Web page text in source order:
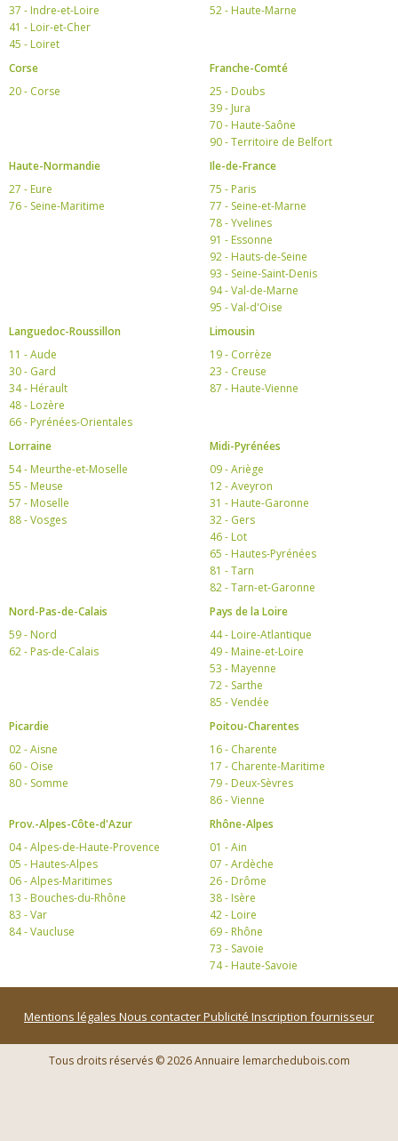
37 - Indre-et-Loire
41 - Loir-et-Cher
45 - Loiret
52 - Haute-Marne
Corse
20 - Corse
Franche-Comté
25 - Doubs
39 - Jura
70 - Haute-Saône
90 - Territoire de Belfort
Haute-Normandie
27 - Eure
76 - Seine-Maritime
Ile-de-France
75 - Paris
77 - Seine-et-Marne
78 - Yvelines
91 - Essonne
92 - Hauts-de-Seine
93 - Seine-Saint-Denis
94 - Val-de-Marne
95 - Val-d'Oise
Languedoc-Roussillon
11 - Aude
30 - Gard
34 - Hérault
48 - Lozère
66 - Pyrénées-Orientales
Limousin
19 - Corrèze
23 - Creuse
87 - Haute-Vienne
Lorraine
54 - Meurthe-et-Moselle
55 - Meuse
57 - Moselle
88 - Vosges
Midi-Pyrénées
09 - Ariège
12 - Aveyron
31 - Haute-Garonne
32 - Gers
46 - Lot
65 - Hautes-Pyrénées
81 - Tarn
82 - Tarn-et-Garonne
Nord-Pas-de-Calais
59 - Nord
62 - Pas-de-Calais
Pays de la Loire
44 - Loire-Atlantique
49 - Maine-et-Loire
53 - Mayenne
72 - Sarthe
85 - Vendée
Picardie
02 - Aisne
60 - Oise
80 - Somme
Poitou-Charentes
16 - Charente
17 - Charente-Maritime
79 - Deux-Sèvres
86 - Vienne
Prov.-Alpes-Côte-d'Azur
04 - Alpes-de-Haute-Provence
05 - Hautes-Alpes
06 - Alpes-Maritimes
13 - Bouches-du-Rhône
83 - Var
84 - Vaucluse
Rhône-Alpes
01 - Ain
07 - Ardèche
26 - Drôme
38 - Isère
42 - Loire
69 - Rhône
73 - Savoie
74 - Haute-Savoie
Mentions légales Nous contacterPublicité Inscription fournisseur
Tous droits réservés © 2026 Annuaire lemarchedubois.com